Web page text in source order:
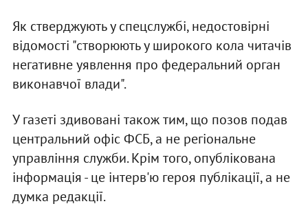
Як стверджують у спецслужбі, недостовірні
відомості "створюють у широкого кола читачів
негативне уявлення про федеральний орган
виконавчої влади".
У газеті здивовані також тим, що позов подав
центральний офіс ФСБ, а не регіональне
управління служби. Крім того, опублікована
інформація - це інтерв'ю героя публікації, а не
думка редакції.